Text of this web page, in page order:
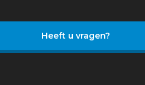
Heeft u vragen?